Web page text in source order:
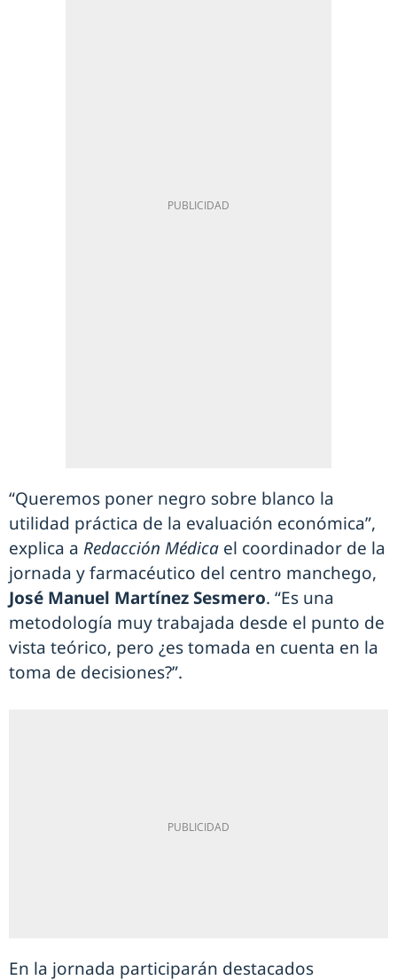
“Queremos poner negro sobre blanco la
utilidad práctica de la evaluación económica”,
explica a Redacción Médica el coordinador de la
jornada y farmacéutico del centro manchego,
José Manuel Martínez Sesmero. “Es una
metodología muy trabajada desde el punto de
vista teórico, pero ¿es tomada en cuenta en la
toma de decisiones?”.
En la jornada participarán destacados